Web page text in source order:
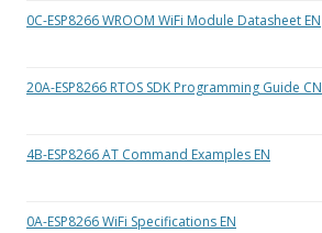
0C-ESP8266 WROOM WiFi Module Datasheet EN
20A-ESP8266 RTOS SDK Programming Guide CN
4B-ESP8266 AT Command Examples EN
0A-ESP8266 WiFi Specifications EN